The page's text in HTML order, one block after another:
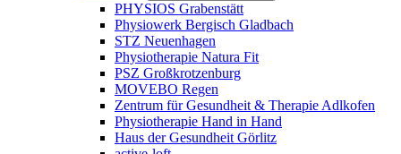
PHYSIOS Grabenstätt
Physiowerk Bergisch Gladbach
STZ Neuenhagen
Physiotherapie Natura Fit
PSZ Großkrotzenburg
MOVEBO Regen
Zentrum für Gesundheit & Therapie Adlkofen
Physiotherapie Hand in Hand
Haus der Gesundheit Görlitz